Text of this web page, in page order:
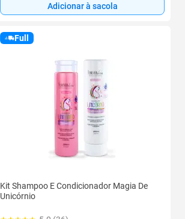
Adicionar à sacola
Full
Kit Shampoo E Condicionador Magia De
Unicórnio